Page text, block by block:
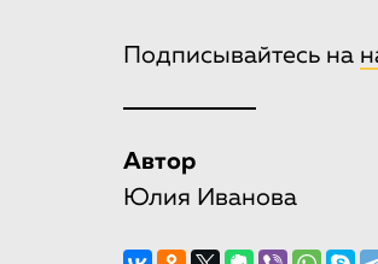
Подписывайтесь на
Автор
Юлия Иванова